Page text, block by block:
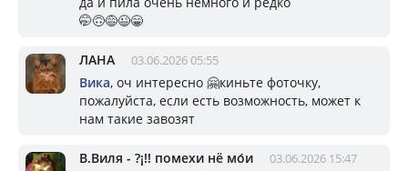
🤭🙃😅😉😁
ЛАНА 03.06.2026 05:55
Вика, оч интересно 🤗киньте фоточку,
пожалуйста, если есть возможность, может к
нам такие завозят
В.Виля - ?¡!! помехи нё мо́и 03.06.2026 15:47